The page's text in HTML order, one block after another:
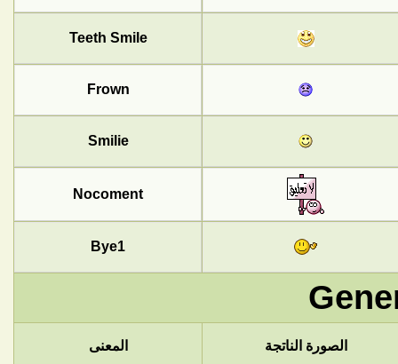
Teeth Smile
Frown
Smilie
Nocoment
Bye1
الصورة الناتجة المعنى